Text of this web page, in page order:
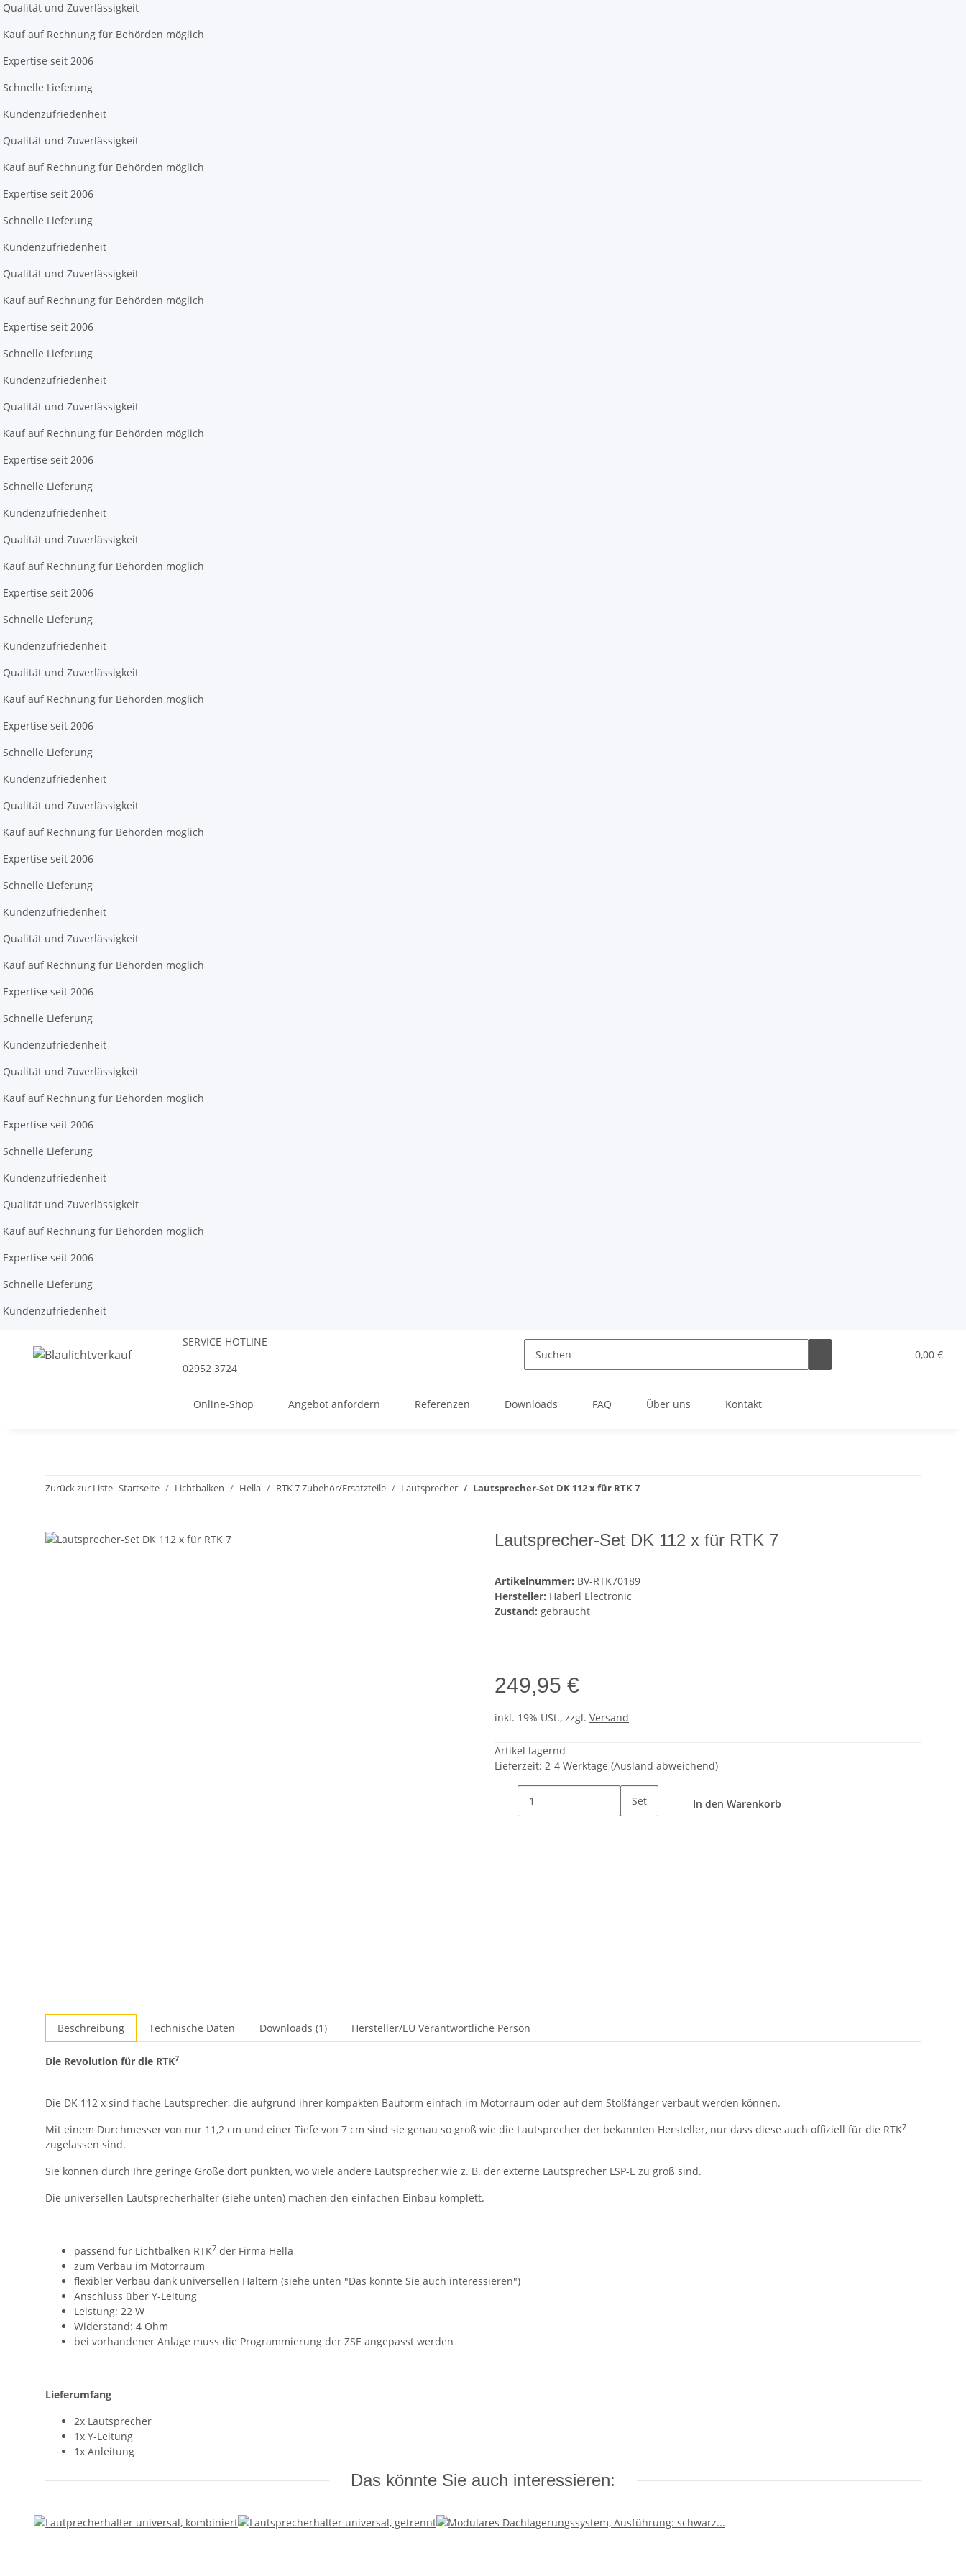
Qualität und Zuverlässigkeit
Kauf auf Rechnung für Behörden möglich
Expertise seit 2006
Schnelle Lieferung
Kundenzufriedenheit
Qualität und Zuverlässigkeit
Kauf auf Rechnung für Behörden möglich
Expertise seit 2006
Schnelle Lieferung
Kundenzufriedenheit
Qualität und Zuverlässigkeit
Kauf auf Rechnung für Behörden möglich
Expertise seit 2006
Schnelle Lieferung
Kundenzufriedenheit
Qualität und Zuverlässigkeit
Kauf auf Rechnung für Behörden möglich
Expertise seit 2006
Schnelle Lieferung
Kundenzufriedenheit
Qualität und Zuverlässigkeit
Kauf auf Rechnung für Behörden möglich
Expertise seit 2006
Schnelle Lieferung
Kundenzufriedenheit
Qualität und Zuverlässigkeit
Kauf auf Rechnung für Behörden möglich
Expertise seit 2006
Schnelle Lieferung
Kundenzufriedenheit
Qualität und Zuverlässigkeit
Kauf auf Rechnung für Behörden möglich
Expertise seit 2006
Schnelle Lieferung
Kundenzufriedenheit
Qualität und Zuverlässigkeit
Kauf auf Rechnung für Behörden möglich
Expertise seit 2006
Schnelle Lieferung
Kundenzufriedenheit
Qualität und Zuverlässigkeit
Kauf auf Rechnung für Behörden möglich
Expertise seit 2006
Schnelle Lieferung
Kundenzufriedenheit
Qualität und Zuverlässigkeit
Kauf auf Rechnung für Behörden möglich
Expertise seit 2006
Schnelle Lieferung
Kundenzufriedenheit
SERVICE-HOTLINE
02952 3724
0,00 €
Online-Shop Angebot anfordern Referenzen Downloads FAQ Über uns Kontakt
Zurück zur Liste Startseite Lichtbalken Hella RTK 7 Zubehör/Ersatzteile Lautsprecher Lautsprecher-Set DK 112 x für RTK 7
Lautsprecher-Set DK 112 x für RTK 7
Artikelnummer: BV-RTK70189
Hersteller: Haberl Electronic
Zustand: gebraucht
249,95 €
inkl. 19% USt., zzgl. Versand
Artikel lagernd
Lieferzeit: 2-4 Werktage (Ausland abweichend)
Set In den Warenkorb
Beschreibung Technische Daten Downloads (1) Hersteller/EU Verantwortliche Person
Die Revolution für die RTK7
Die DK 112 x sind flache Lautsprecher, die aufgrund ihrer kompakten Bauform einfach im Motorraum oder auf dem Stoßfänger verbaut werden können.
Mit einem Durchmesser von nur 11,2 cm und einer Tiefe von 7 cm sind sie genau so groß wie die Lautsprecher der bekannten Hersteller, nur dass diese auch offiziell für die RTK7
zugelassen sind.
Sie können durch Ihre geringe Größe dort punkten, wo viele andere Lautsprecher wie z. B. der externe Lautsprecher LSP-E zu groß sind.
Die universellen Lautsprecherhalter (siehe unten) machen den einfachen Einbau komplett.
passend für Lichtbalken RTK7 der Firma Hella
zum Verbau im Motorraum
flexibler Verbau dank universellen Haltern (siehe unten "Das könnte Sie auch interessieren")
Anschluss über Y-Leitung
Leistung: 22 W
Widerstand: 4 Ohm
bei vorhandener Anlage muss die Programmierung der ZSE angepasst werden
Lieferumfang
2x Lautsprecher
1x Y-Leitung
1x Anleitung
Das könnte Sie auch interessieren: